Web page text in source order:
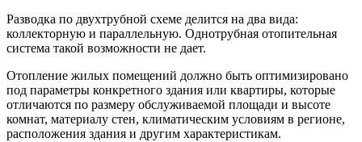
Разводка по двухтрубной схеме делится на два вида:
коллекторную и параллельную. Однотрубная отопительная
система такой возможности не дает.
Отопление жилых помещений должно быть оптимизировано
под параметры конкретного здания или квартиры, которые
отличаются по размеру обслуживаемой площади и высоте
комнат, материалу стен, климатическим условиям в регионе,
расположения здания и другим характеристикам.